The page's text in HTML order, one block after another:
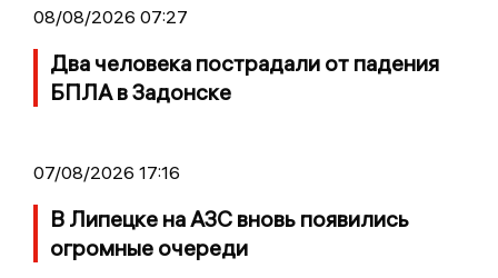
08/08/2026 07:27
Два человека пострадали от падения
БПЛА в Задонске
07/08/2026 17:16
В Липецке на АЗС вновь появились
огромные очереди